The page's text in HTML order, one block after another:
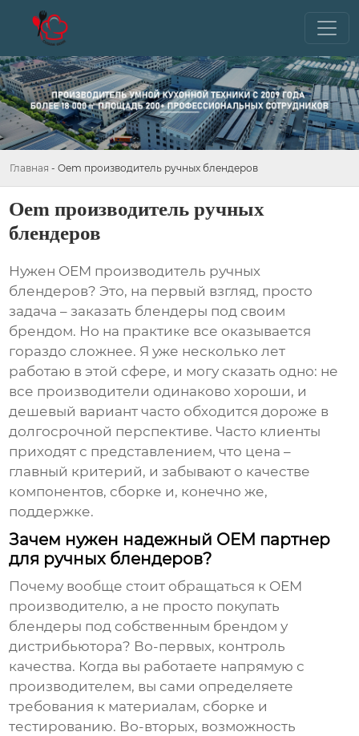
Главная - Oem производитель ручных блендеров
Oem производитель ручных
блендеров
Нужен OEM производитель ручных
блендеров? Это, на первый взгляд, просто
задача – заказать блендеры под своим
брендом. Но на практике все оказывается
гораздо сложнее. Я уже несколько лет
работаю в этой сфере, и могу сказать одно: не
все производители одинаково хороши, и
дешевый вариант часто обходится дороже в
долгосрочной перспективе. Часто клиенты
приходят с представлением, что цена –
главный критерий, и забывают о качестве
компонентов, сборке и, конечно же,
поддержке.
Зачем нужен надежный OEM партнер
для ручных блендеров?
Почему вообще стоит обращаться к OEM
производителю, а не просто покупать
блендеры под собственным брендом у
дистрибьютора? Во-первых, контроль
качества. Когда вы работаете напрямую с
производителем, вы сами определяете
требования к материалам, сборке и
тестированию. Во-вторых, возможность